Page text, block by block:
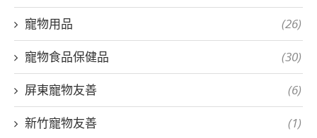
寵物用品 (26)
寵物食品保健品 (30)
屏東寵物友善 (6)
新竹寵物友善 (1)